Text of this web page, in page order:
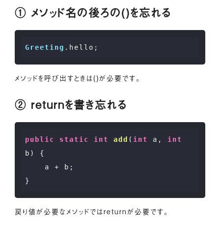
① メソッド名の後ろの()を忘れる
Greeting .hello
メソッドを呼び出すときは()が必要です。
② returnを書き忘れる
public static int add ( int a, int
b)
{
戻り値が必要なメソッドではreturnが必要です。